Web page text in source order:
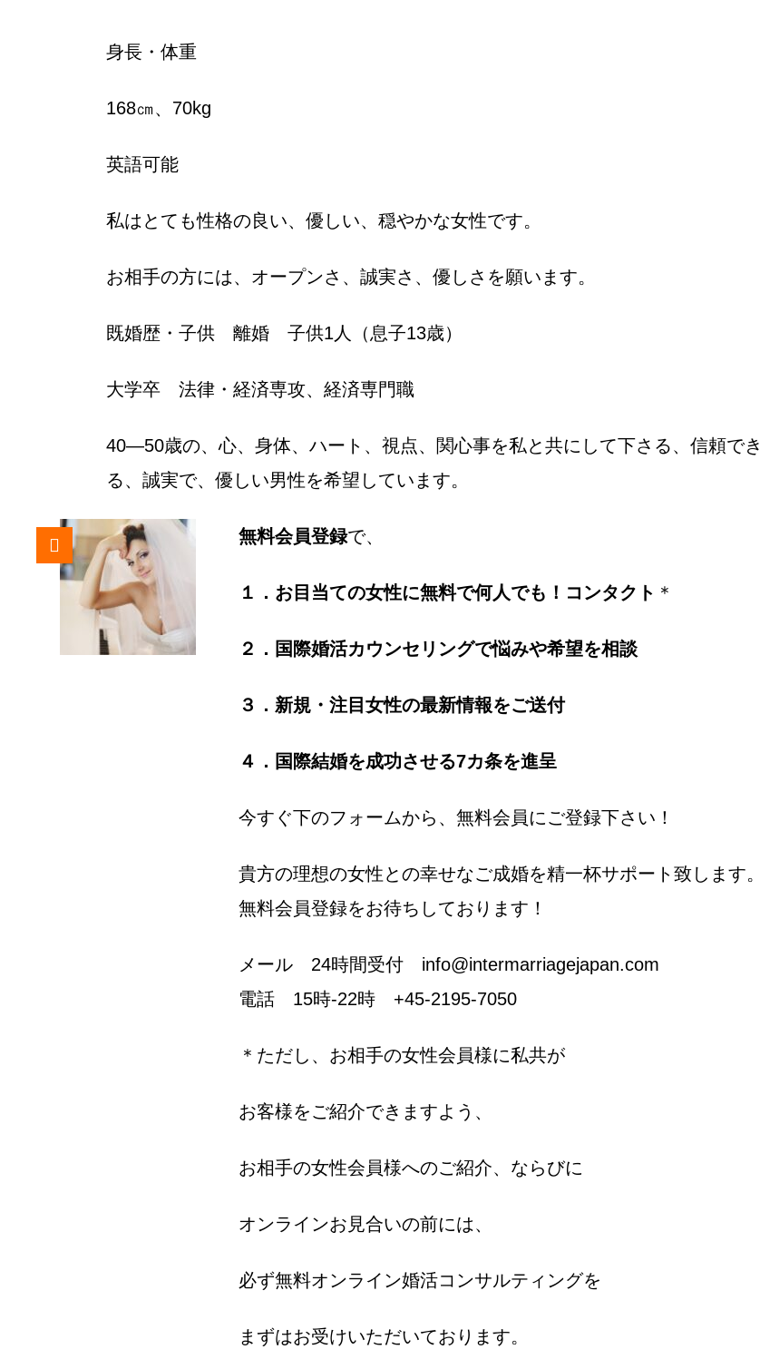
身長・体重
168㎝、70kg
英語可能
私はとても性格の良い、優しい、穏やかな女性です。
お相手の方には、オープンさ、誠実さ、優しさを願います。
既婚歴・子供 離婚 子供1人（息子13歳）
大学卒 法律・経済専攻、経済専門職
40―50歳の、心、身体、ハート、視点、関心事を私と共にして下さる、信頼でき
る、誠実で、優しい男性を希望しています。
無料会員登録で、
１．お目当ての女性に無料で何人でも！コンタクト ＊
２．国際婚活カウンセリングで悩みや希望を相談
３．新規・注目女性の最新情報をご送付
４．国際結婚を成功させる7カ条を進呈
今すぐ下のフォームから、無料会員にご登録下さい！
貴方の理想の女性との幸せなご成婚を精一杯サポート致します。
無料会員登録をお待ちしております！
メール 24時間受付 info@intermarriagejapan.com
電話 15時-22時 +45-2195-7050
＊ただし、お相手の女性会員様に私共が
お客様をご紹介できますよう、
お相手の女性会員様へのご紹介、ならびに
オンラインお見合いの前には、
必ず無料オンライン婚活コンサルティングを
まずはお受けいただいております。